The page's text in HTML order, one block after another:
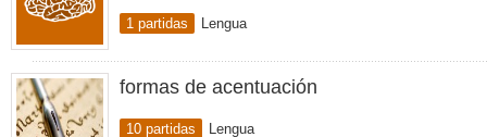
1 partidas Lengua
formas de acentuación
10 partidas Lengua